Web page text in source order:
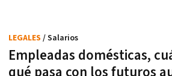
Empleadas domésticas,
LEGALES / Salarios